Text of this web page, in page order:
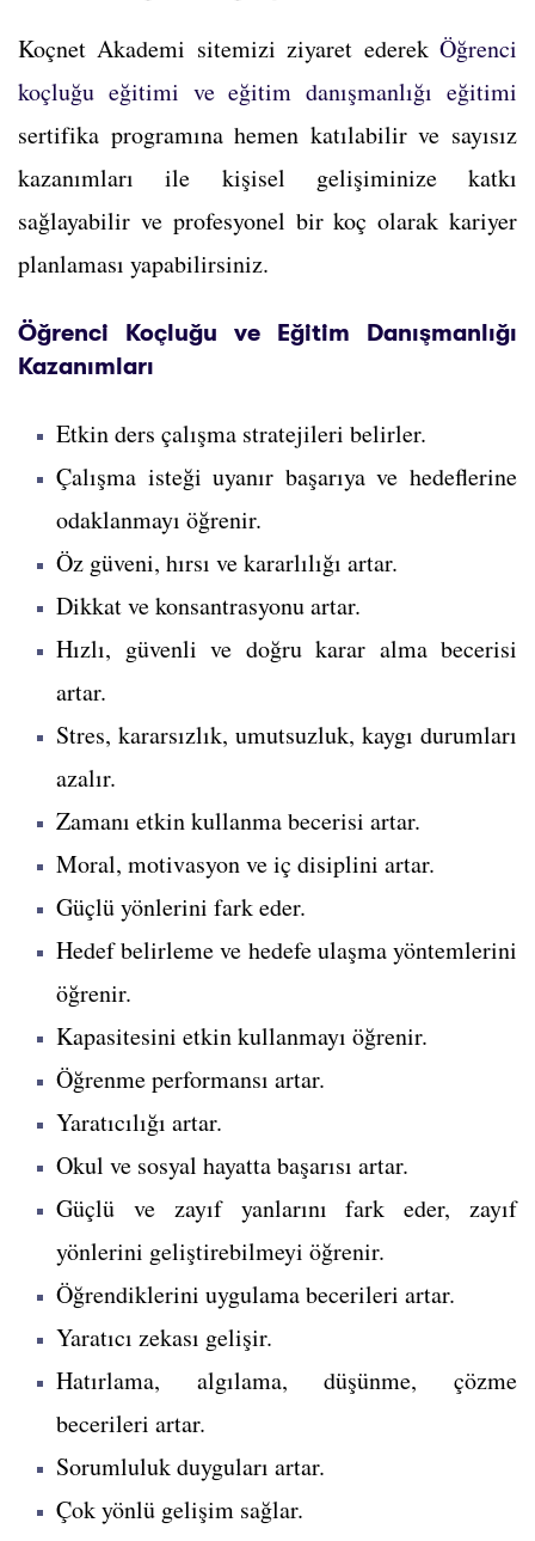
Koçnet Akademi sitemizi ziyaret ederek Öğrenci
koçluğu eğitimi ve eğitim danışmanlığı eğitimi
sertifika programına hemen katılabilir ve sayısız
kazanımları ile kişisel gelişiminize katkı
sağlayabilir ve profesyonel bir koç olarak kariyer
planlaması yapabilirsiniz.
Öğrenci Koçluğu ve Eğitim Danışmanlığı
Kazanımları
Etkin ders çalışma stratejileri belirler.
Çalışma isteği uyanır başarıya ve hedeflerine
odaklanmayı öğrenir.
Öz güveni, hırsı ve kararlılığı artar.
Dikkat ve konsantrasyonu artar.
Hızlı, güvenli ve doğru karar alma becerisi
artar.
Stres, kararsızlık, umutsuzluk, kaygı durumları
azalır.
Zamanı etkin kullanma becerisi artar.
Moral, motivasyon ve iç disiplini artar.
Güçlü yönlerini fark eder.
Hedef belirleme ve hedefe ulaşma yöntemlerini
öğrenir.
Kapasitesini etkin kullanmayı öğrenir.
Öğrenme performansı artar.
Yaratıcılığı artar.
Okul ve sosyal hayatta başarısı artar.
Güçlü ve zayıf yanlarını fark eder, zayıf
yönlerini geliştirebilmeyi öğrenir.
Öğrendiklerini uygulama becerileri artar.
Yaratıcı zekası gelişir.
Hatırlama, algılama, düşünme, çözme
becerileri artar.
Sorumluluk duyguları artar.
Çok yönlü gelişim sağlar.